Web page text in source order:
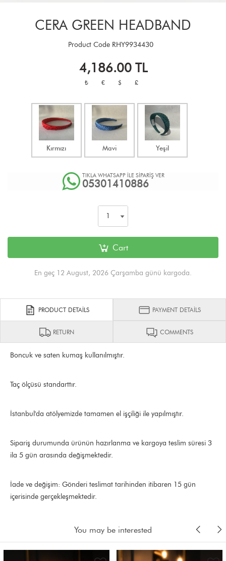
CERA GREEN HEADBAND
Product Code RHY9934430
4,186.00TL
₺ € $ £
Kırmızı Mavi Yeşil
TIKLA WHATSAPP İLE SİPARİŞ VER
05301410886
Cart
En geç 12 August, 2026 Çarşamba günü kargoda.
PRODUCT DETAILS PAYMENT DETAILS
RETURN COMMENTS
Boncuk ve saten kumaş kullanılmıştır.
Taç ölçüsü standarttır.
İstanbul'da atölyemizde tamamen el işçiliği ile yapılmıştır.
Sipariş durumunda ürünün hazırlanma ve kargoya teslim süresi 3
ila 5 gün arasında değişmektedir.
İade ve değişim: Gönderi teslimat tarihinden itibaren 15 gün
içerisinde gerçekleşmektedir.
You may be interested